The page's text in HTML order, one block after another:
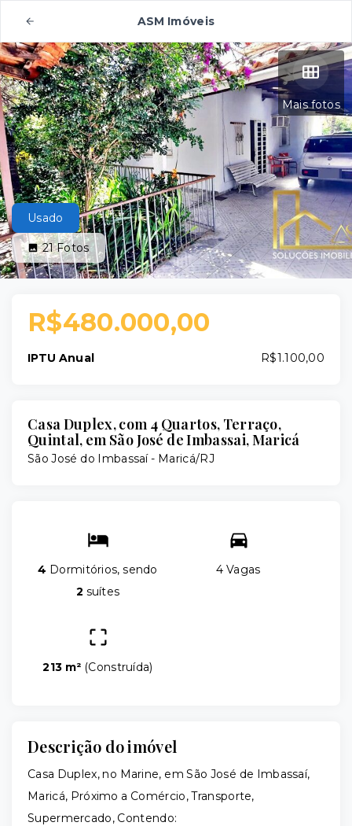
ASM Imóveis
Mais fotos
Usado
21Fotos
R$480.000,00
IPTU Anual R$1.100,00
Casa Duplex, com 4 Quartos, Terraço,
Quintal, em São José de Imbassai, Maricá
São José do Imbassaí - Maricá/RJ
4 Dormitórios, sendo
2 suítes
4 Vagas
213 m² (Construída)
Descrição do imóvel
Casa Duplex, no Marine, em São José de Imbassaí,
Maricá, Próximo a Comércio, Transporte,
Supermercado, Contendo: